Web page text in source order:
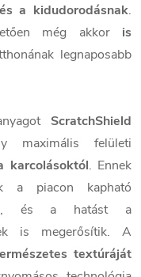
a kidudorodásnak.
még akkor is
legnaposabb
ScratchShield
maximális felületi
karcolásoktól. Ennek
a piacon kapható
és a hatást a
is megerősítik. A
textúráját